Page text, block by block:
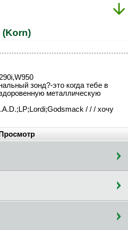
(Korn)
зонд?-это когда тебе в
металлическую
/ / / хочу
Просмотр